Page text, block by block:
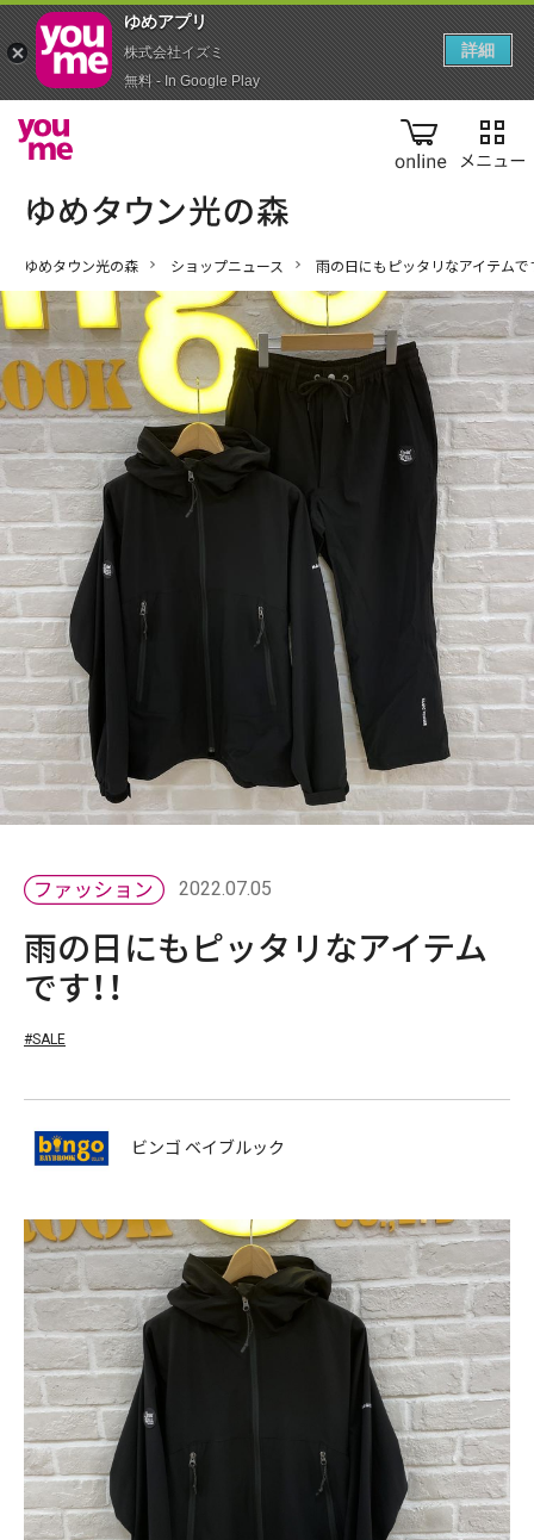
online
ゆめタウン光の森 ショップニュース 雨の日にもピッタリなアイテムです
2022.07.05
雨の日にもピッタリなアイテム
です！！
#SALE
ビンゴ ベイブルック
ゆめアプ‪リ‬
株式会社イズミ
無料 - In Google Play
詳細